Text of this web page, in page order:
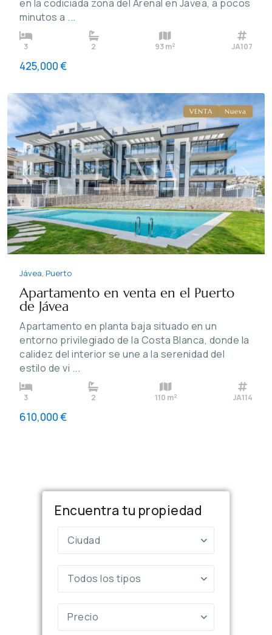
en la codiciada zona del Arenal en Jávea, a pocos
minutos a ...
3 2 93 m2 JA107
425,000 €
Puerto,
Previous Next
VENTA Nueva
Jávea, Puerto
Apartamento en venta en el Puerto
de Jávea
Apartamento en planta baja situado en un
entorno privilegiado de la Costa Blanca, donde la
calidez del interior se une a la serenidad del
estilo de vi ...
3 2 110 m2 JA114
610,000 €
Encuentra tu propiedad
Ciudad
Todos los tipos
Precio